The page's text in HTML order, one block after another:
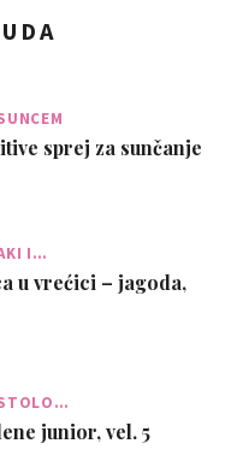
sprej za sunčanje
I…
u vrećici – jagoda,
junior, vel. 5